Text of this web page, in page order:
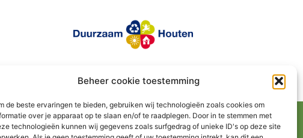
Beheer cookie toestemming
de beste ervaringen te bieden, gebruiken wij technologieën zoals cookies om
over je apparaat op te slaan en/of te raadplegen. Door in te stemmen met
technologieën kunnen wij gegevens zoals surfgedrag of unieke ID's op deze site